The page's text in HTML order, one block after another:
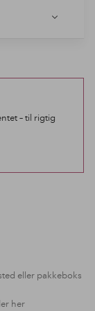
– til rigtig
eller pakkeboks
her